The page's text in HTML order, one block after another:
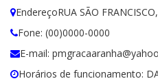
EndereçoRUA SÃO
Fone: (00)0000-0000
E-mail:
Horários de funcionamento: